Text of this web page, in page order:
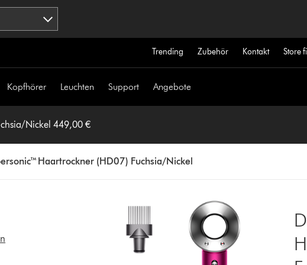
Trending Zubehör Kontakt Store
Kopfhörer Leuchten Support Angebote
Nickel 449,00 €
Haartrockner (HD07) Fuchsia/Nickel